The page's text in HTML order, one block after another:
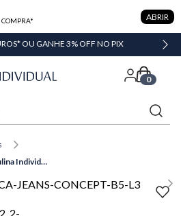
COMPRA* ABRIR
OU GANHE 3% OFF NO PIX
0
Calça Jeans Concept Fit Masculina Individual